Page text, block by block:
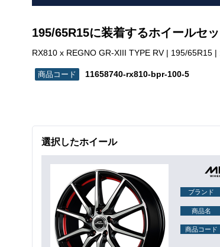
195/65R15に装着するホイールセ
RX810 x REGNO GR-XIII TYPE RV | 195/65R15
11658740-rx810-bpr-100-5
選択したホイール
ブランド
商品名
商品コード